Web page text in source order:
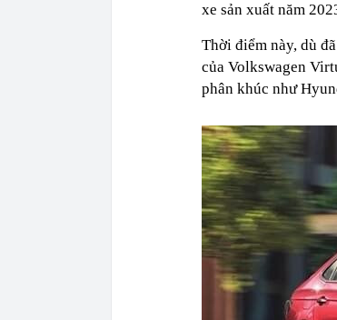
xe sản xuất năm
Thời điểm này , dù
của Volkswagen
phân khúc như